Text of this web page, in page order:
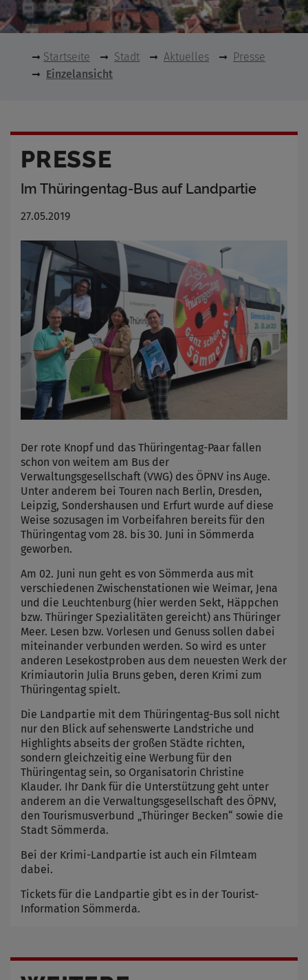
Startseite Stadt Aktuelles
Presse
Einzelansicht
PRESSE
Im Thüringentag-Bus auf Landpartie
27.05.2019
Der rote Knopf und das Thüringentag-Paar fallen
schon von weitem am Bus der
Verwaltungsgesellschaft (VWG) des ÖPNV ins Auge.
Unter anderem bei Touren nach Berlin, Dresden,
Leipzig, Sondershausen und Erfurt wurde auf diese
Weise sozusagen im Vorbeifahren bereits für den
Thüringentag vom 28. bis 30. Juni in Sömmerda
geworben.
Am 02. Juni nun geht es von Sömmerda aus mit
verschiedenen Zwischenstationen wie Weimar, Jena
und die Leuchtenburg (hier werden Sekt, Häppchen
bzw. Thüringer Spezialitäten gereicht) ans Thüringer
Meer. Lesen bzw. Vorlesen und Genuss sollen dabei
miteinander verbunden werden. So wird es unter
anderen Lesekostproben aus dem neuesten Werk der
Krimiautorin Julia Bruns geben, deren Krimi zum
Thüringentag spielt.
Die Landpartie mit dem Thüringentag-Bus soll nicht
nur den Blick auf sehenswerte Landstriche und
Highlights abseits der großen Städte richten,
sondern gleichzeitig eine Werbung für den
Thüringentag sein, so Organisatorin Christine
Klauder. Ihr Dank für die Unterstützung geht unter
anderem an die Verwaltungsgesellschaft des ÖPNV,
den Tourismusverbund „Thüringer Becken“ sowie die
Stadt Sömmerda.
Bei der Krimi-Landpartie ist auch ein Filmteam
dabei.
Tickets für die Landpartie gibt es in der Tourist-
Information Sömmerda.